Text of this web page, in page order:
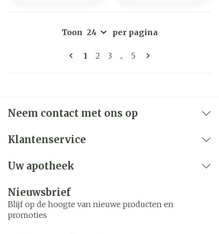
Pagina's
U lees momenteel pagina
1 Pagina
2 Pagina
3 ... Pagina
5
Toon per pagina
Neem contact met ons op
Klantenservice
Uw apotheek
Nieuwsbrief
Blijf op de hoogte van nieuwe producten en
promoties